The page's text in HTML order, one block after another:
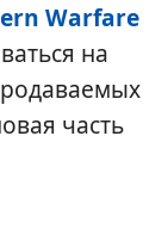
Warfare
на
часть